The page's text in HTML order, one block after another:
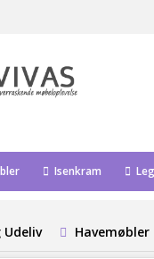
Isenkram
Udeliv Havemøbler